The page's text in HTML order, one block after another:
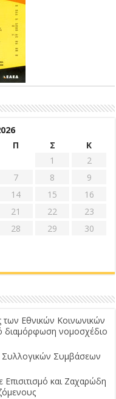
Π Σ
Κ
1
2
7 8
9
14 15
16
21 22
23
28 29
30
Εθνικών Κοινωνικών
διαμόρφωση νομοσχέδιο
Συμβάσεων
και Ζαχαρώδη